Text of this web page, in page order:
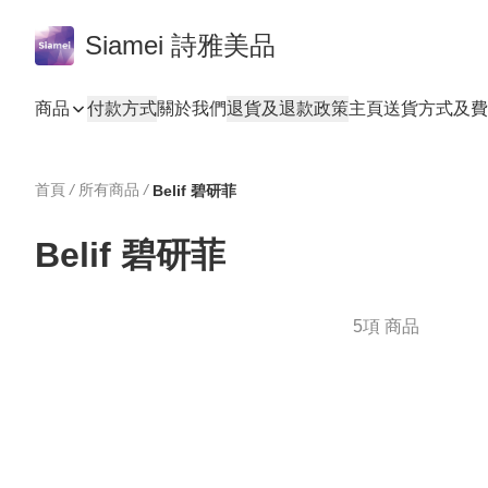
Siamei 詩雅美品
商品 付款方式關於我們退貨及退款政策主頁送貨方式及
首頁 / 所有商品 / Belif 碧研菲
Belif 碧研菲
5項 商品